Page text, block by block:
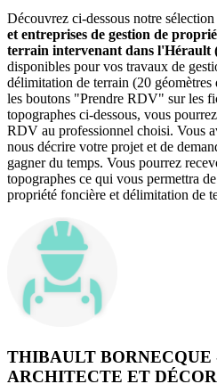
Découvrez ci-dessous notre sélection
et entreprises de gestion de
terrain intervenant dans l'Hérault
disponibles pour vos travaux de
délimitation de terrain (20
les boutons "Prendre RDV" sur les
topographes ci-dessous, vous
RDV au professionnel choisi. Vous
nous décrire votre projet et de
gagner du temps. Vous pourrez
topographes ce qui vous permettra
propriété foncière et délimitation de
THIBAULT BORNECQUE
ARCHITECTE ET